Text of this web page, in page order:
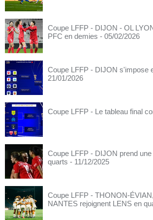
Coupe LFFP - DIJON - OL
PFC en demies - 05/02/2026
Coupe LFFP - DIJON s'impose
21/01/2026
Coupe LFFP - Le tableau final
Coupe LFFP - DIJON prend
quarts - 11/12/2025
Coupe LFFP - THONON-
NANTES rejoignent LENS en